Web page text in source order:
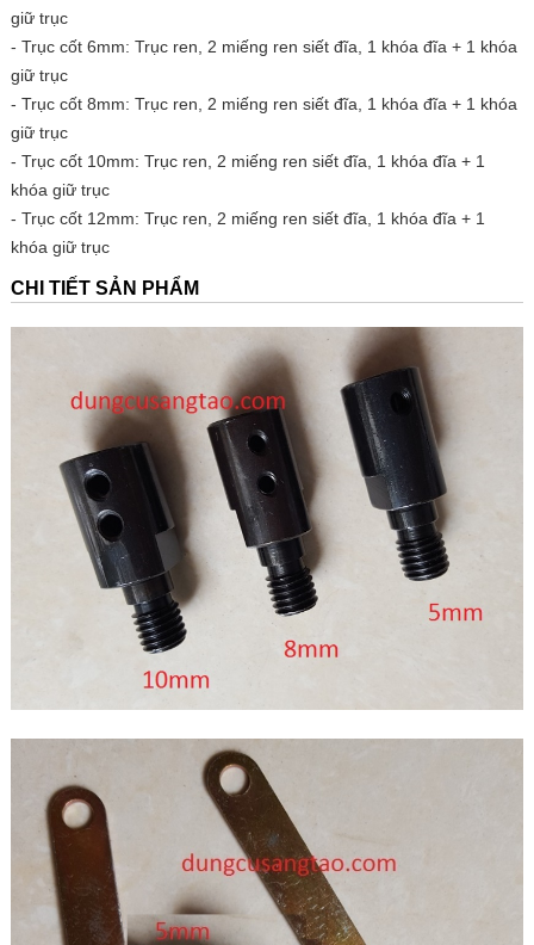
giữ trục
- Trục cốt 6mm: Trục ren, 2 miếng ren siết đĩa, 1 khóa đĩa + 1 khóa
giữ trục
- Trục cốt 8mm: Trục ren, 2 miếng ren siết đĩa, 1 khóa đĩa + 1 khóa
giữ trục
- Trục cốt 10mm: Trục ren, 2 miếng ren siết đĩa, 1 khóa đĩa + 1
khóa giữ trục
- Trục cốt 12mm: Trục ren, 2 miếng ren siết đĩa, 1 khóa đĩa + 1
khóa giữ trục
CHI TIẾT SẢN PHẨM